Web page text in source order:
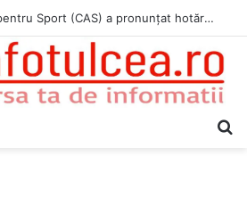
Curtea de Arbitraj pentru Sport (CAS) a pronunțat hotărârea în cauza WADA v. ANAD & Matei Cosmin Gabriel